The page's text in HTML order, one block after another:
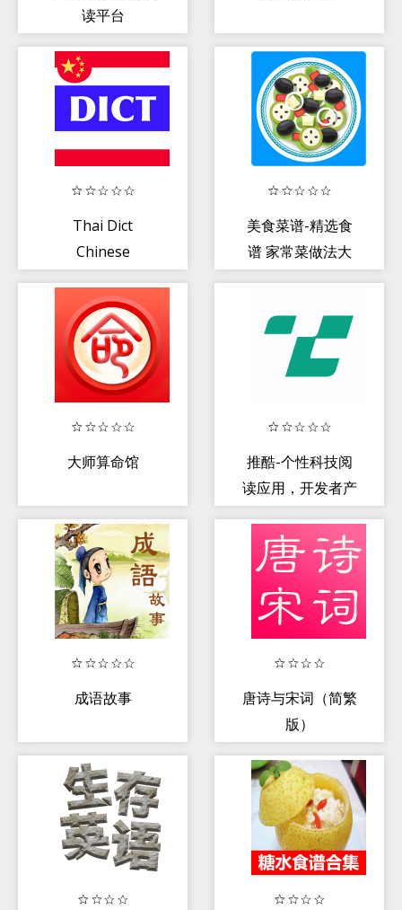
读平台
Thai Dict
Chinese
美食菜谱-精选食
谱 家常菜做法大
大师算命馆
推酷-个性科技阅
读应用，开发者产
好者专属
成语故事
唐诗与宋词（简繁
版）